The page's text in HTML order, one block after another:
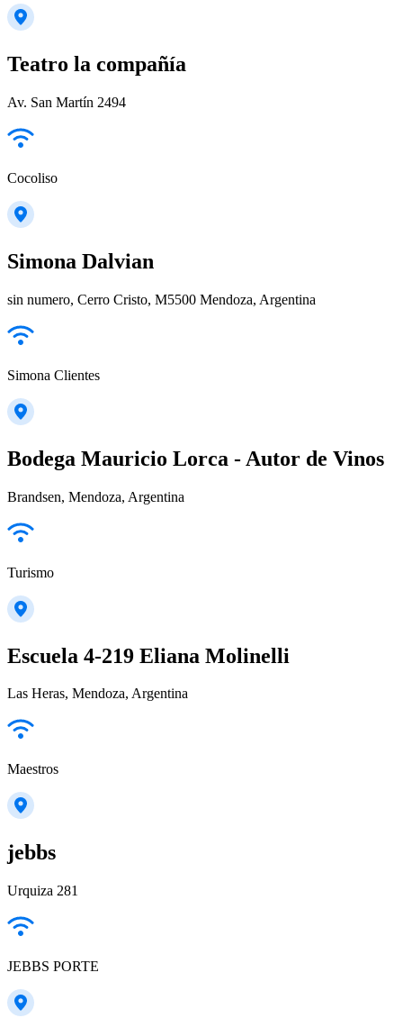
Teatro la compañía
Av. San Martín 2494
Cocoliso
Simona Dalvian
sin numero, Cerro Cristo, M5500 Mendoza, Argentina
Simona Clientes
Bodega Mauricio Lorca - Autor de Vinos
Brandsen, Mendoza, Argentina
Turismo
Escuela 4-219 Eliana Molinelli
Las Heras, Mendoza, Argentina
Maestros
jebbs
Urquiza 281
JEBBS PORTE